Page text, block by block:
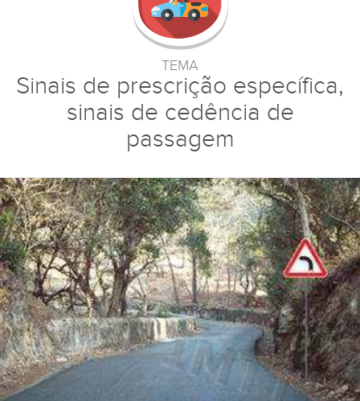
TEMA
Sinais de prescrição específica,
sinais de cedência de
passagem